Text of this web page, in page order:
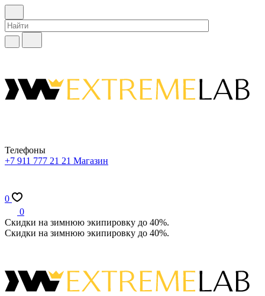
Телефоны
+7 911 777 21 21 Магазин
0
0
Скидки на зимнюю экипировку до 40%.
Скидки на зимнюю экипировку до 40%.